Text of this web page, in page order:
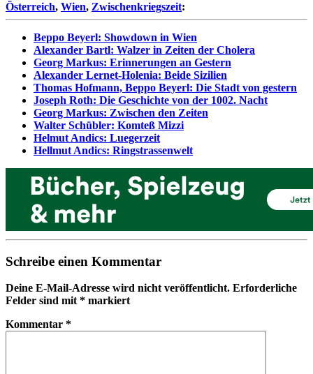
Österreich, Wien, Zwischenkriegszeit:
Beppo Beyerl: Showdown in Wien
Alexander Bartl: Walzer in Zeiten der Cholera
Georg Markus: Erinnerungen an Gestern
Alexander Lernet-Holenia: Beide Sizilien
Thomas Hofmann, Beppo Beyerl: Die Stadt von gestern
Joseph Roth: Die Geschichte von der 1002. Nacht
Georg Markus: Zwischen den Zeiten
Walter Schübler: Komteß Mizzi
Helmut Andics: Luegerzeit
Hellmut Andics: Ringstrassenwelt
Schreibe einen Kommentar
Deine E-Mail-Adresse wird nicht veröffentlicht. Erforderliche
Felder sind mit* markiert
Kommentar *